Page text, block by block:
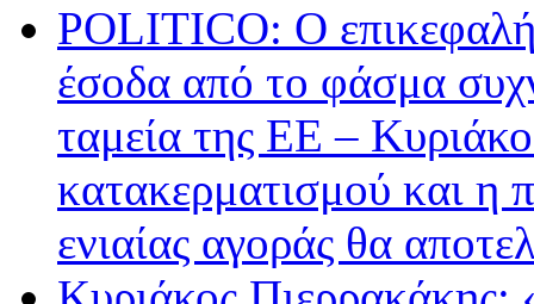
POLITICO: Ο
έσοδα από το φάσμα
ταμεία της ΕΕ –
κατακερματισμού και η
ενιαίας αγοράς θα